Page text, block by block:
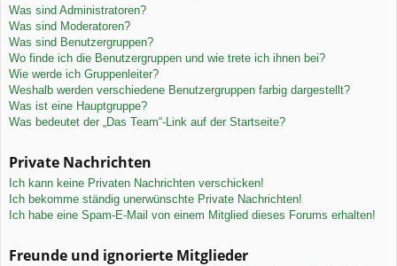
Was sind Administratoren?
Was sind Moderatoren?
Was sind Benutzergruppen?
Wo finde ich die Benutzergruppen und wie trete ich ihnen bei?
Wie werde ich Gruppenleiter?
Weshalb werden verschiedene Benutzergruppen farbig dargestellt?
Was ist eine Hauptgruppe?
Was bedeutet der „Das Team“-Link auf der Startseite?
Private Nachrichten
Ich kann keine Privaten Nachrichten verschicken!
Ich bekomme ständig unerwünschte Private Nachrichten!
Ich habe eine Spam-E-Mail von einem Mitglied dieses Forums erhalten!
Freunde und ignorierte Mitglieder